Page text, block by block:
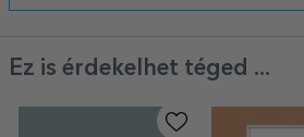
Ez is érdekelhet téged ...